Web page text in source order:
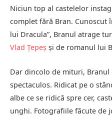
Niciun top al castelelor
complet fără Bran. Cunoscut
lui Dracula”, Branul atrage
Vlad Țepeș și de romanul lui
Dar dincolo de mituri, Branul
spectaculos. Ridicat pe o
albe ce se ridică spre cer,
unghi. Fotografiile făcute de